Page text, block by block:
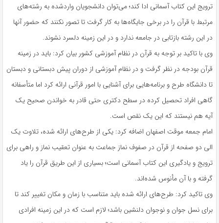
ترویج این کتاب آسمانی ادا کند؛ می‌توان دانشجویان واردشده به رشته‌های
مرتبط با قرآن را در برخی جایگاه‌ها به کار گرفت تا تصور نکنند که حضور آنها
در این رشته بازتابی در جامعه ندارد و در این زمینه دلسرد نشوند.
وی با تاکید بر توجه به قرآن در نظام آموزشی کشور بیان کرد: باید در زمینه
قرآن بودجه در نظر گرفت و در نظام آموزشی از دوران پیش دبستانی و دبستان
تا دانشگاه طرح و برنامه‌هایی برای آشنایی با امور قرآنی ارائه کرد اما متأسفانه
گاهی افراد تحصیل کرده در سطح دکتری حتی قادر به خواندن صحیح یک
آیه هم نیستند که این یک نقص است.
امام جمعه موقت اصفهان اضافه کرد: یکی از طرح‌های ارائه شده، تلاوت یک
الی دو صفحه از قرآن در صفوف نماز جماعت به عنوان تعقیب نماز و راهی برای
ترویج و یادگیری این کتاب آسمانی است؛ بسیاری از این طریق قرآن را یاد
گرفته و با آن مأنوس شده‌اند.
وی تاکید کرد: طرح‌های ارائه شده باید متناسب با زمان و مکان تغییر کند تا
برای نسل جوان و نوجوان دلنشین باشد؛ لازم است که در این زمینه افرادی